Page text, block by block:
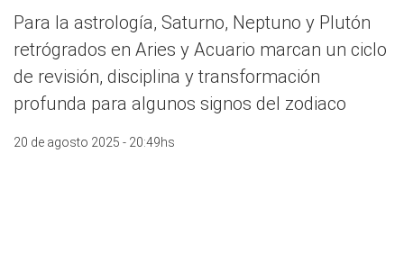
Para la astrología, Saturno, Neptuno y Plutón
retrógrados en Aries y Acuario marcan un ciclo
de revisión, disciplina y transformación
profunda para algunos signos del zodiaco
20 de agosto 2025 - 20:49hs